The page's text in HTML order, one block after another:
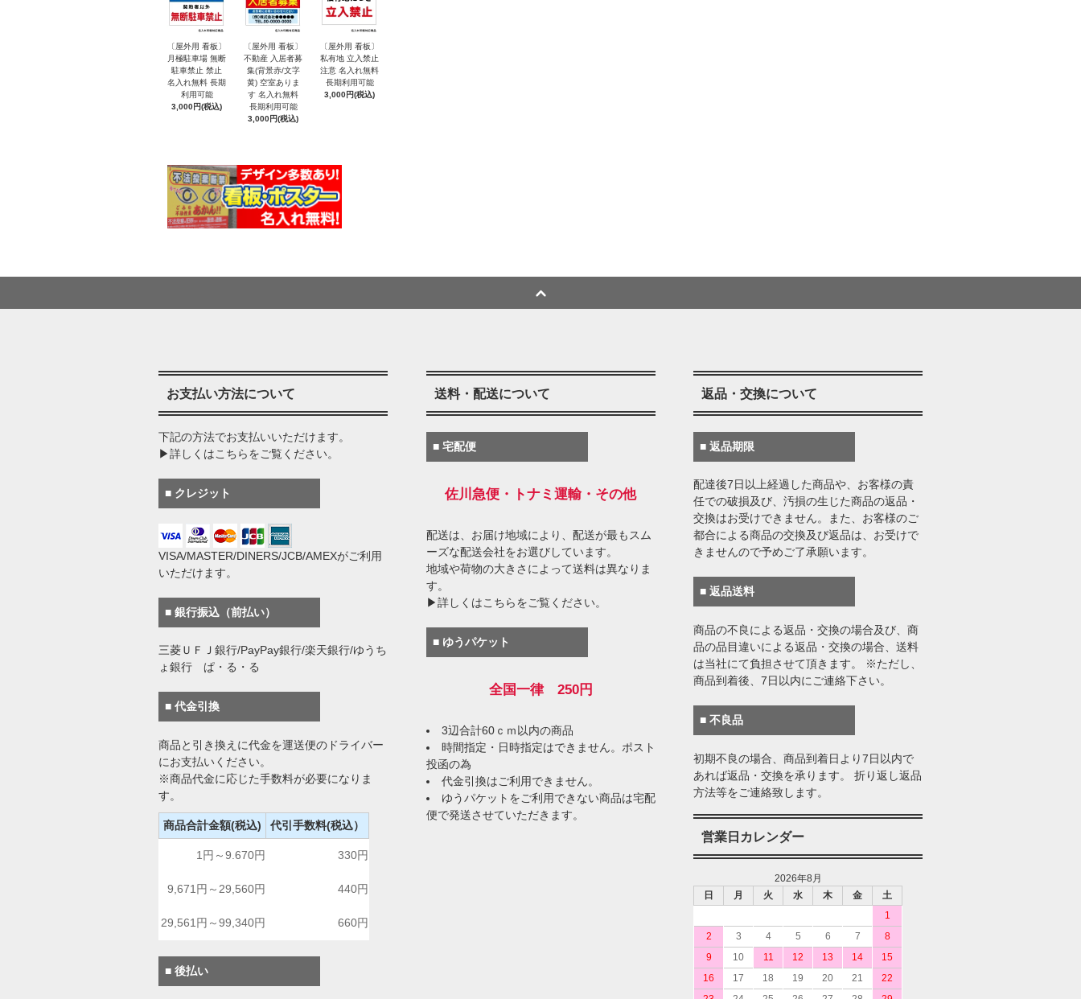
〔屋外用 看板〕
月極駐車場 無断
駐車禁止 禁止
名入れ無料 長期
利用可能
3,000円(税込)
〔屋外用 看板〕
不動産 入居者募
集(背景赤/文字
黄) 空室ありま
す 名入れ無料
長期利用可能
3,000円(税込)
〔屋外用 看板〕
私有地 立入禁止
注意 名入れ無料
長期利用可能
3,000円(税込)
お支払い方法について
下記の方法でお支払いいただけます。
▶詳しくはこちらをご覧ください。
■ クレジット
VISA/MASTER/DINERS/JCB/AMEXがご利用
いただけます。
■ 銀行振込（前払い）
三菱ＵＦＪ銀行/PayPay銀行/楽天銀行/ゆうち
ょ銀行 ぱ・る・る
■ 代金引換
商品と引き換えに代金を運送便のドライバー
にお支払いください。
※商品代金に応じた手数料が必要になりま
す。
商品合計金額(税込) 代引手数料(税込）
1円～9.670円 330円
9,671円～29,560円 440円
29,561円～99,340円 660円
■ 後払い
送料・配送について
■ 宅配便
佐川急便・トナミ運輸・その他
配送は、お届け地域により、配送が最もスム
ーズな配送会社をお選びしています。
地域や荷物の大きさによって送料は異なりま
す。
▶詳しくはこちらをご覧ください。
■ ゆうパケット
全国一律 250円
3辺合計60ｃｍ以内の商品
時間指定・日時指定はできません。ポスト
投函の為
代金引換はご利用できません。
ゆうパケットをご利用できない商品は宅配
便で発送させていただきます。
返品・交換について
■ 返品期限
配達後7日以上経過した商品や、お客様の責
任での破損及び、汚損の生じた商品の返品・
交換はお受けできません。また、お客様のご
都合による商品の交換及び返品は、お受けで
きませんので予めご了承願います。
■ 返品送料
商品の不良による返品・交換の場合及び、商
品の品目違いによる返品・交換の場合、送料
は当社にて負担させて頂きます。 ※ただし、
商品到着後、7日以内にご連絡下さい。
■ 不良品
初期不良の場合、商品到着日より7日以内で
あれば返品・交換を承ります。 折り返し返品
方法等をご連絡致します。
営業日カレンダー
2026年8月
日
月 火 水 木 金
土
1
2
3 4 5 6 7
8
9
10 11 12 13 14
15
16
17 18 19 20 21
22